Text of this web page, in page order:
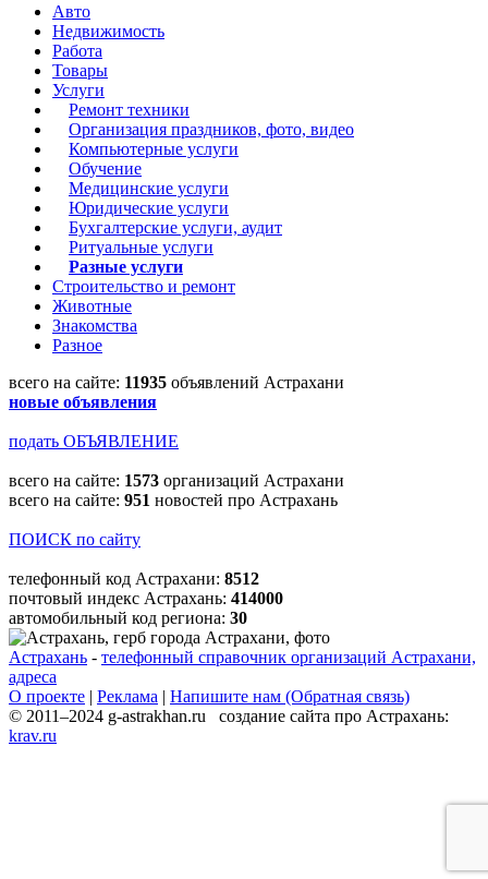
Авто
Недвижимость
Работа
Товары
Услуги
Ремонт техники
Организация праздников, фото, видео
Компьютерные услуги
Обучение
Медицинские услуги
Юридические услуги
Бухгалтерские услуги, аудит
Ритуальные услуги
Разные услуги
Строительство и ремонт
Животные
Знакомства
Разное
всего на сайте: 11935 объявлений Астрахани
новые объявления
подать ОБЪЯВЛЕНИЕ
всего на сайте: 1573 организаций Астрахани
всего на сайте: 951 новостей про Астрахань
ПОИСК по сайту
телефонный код Астрахани: 8512
почтовый индекс Астрахань: 414000
автомобильный код региона: 30
Астрахань - телефонный справочник организаций Астрахани,
адреса
О проекте | Реклама | Напишите нам (Обратная связь)
© 2011–2024 g-astrakhan.ru создание сайта про Астрахань:
krav.ru